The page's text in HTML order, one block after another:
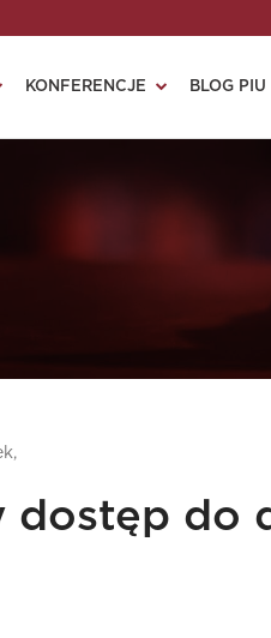
KONFERENCJE BLOG PIU
dostęp do